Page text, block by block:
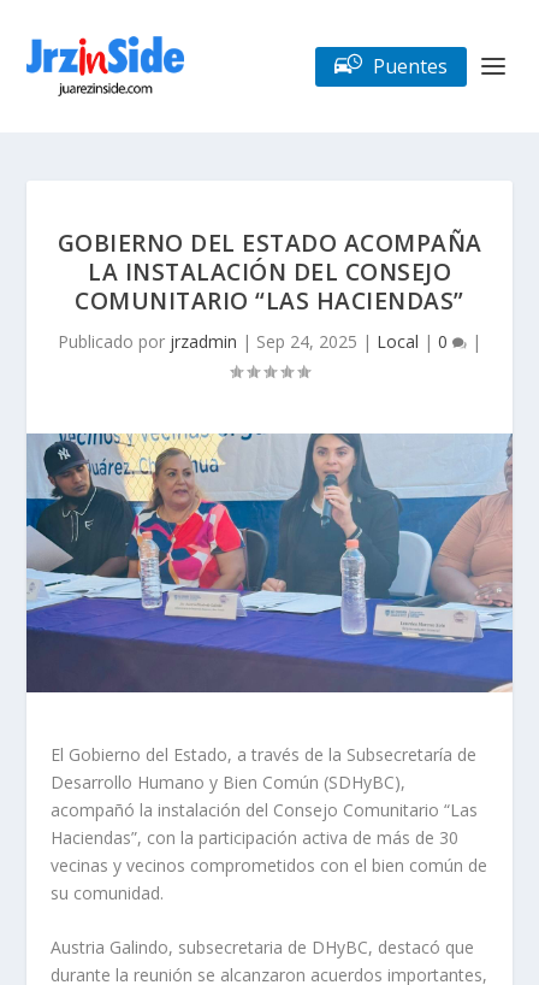
Puentes
GOBIERNO DEL ESTADO ACOMPAÑA
LA INSTALACIÓN DEL CONSEJO
COMUNITARIO “LAS HACIENDAS”
Publicado por jrzadmin | Sep 24, 2025 | Local | 0 |
El Gobierno del Estado, a través de la Subsecretaría de
Desarrollo Humano y Bien Común (SDHyBC),
acompañó la instalación del Consejo Comunitario “Las
Haciendas”, con la participación activa de más de 30
vecinas y vecinos comprometidos con el bien común de
su comunidad.
Austria Galindo, subsecretaria de DHyBC, destacó que
durante la reunión se alcanzaron acuerdos importantes,